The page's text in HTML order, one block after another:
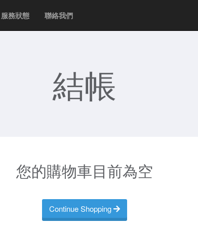
服務狀態 聯絡我們
結帳
您的購物車目前為空
Continue Shopping